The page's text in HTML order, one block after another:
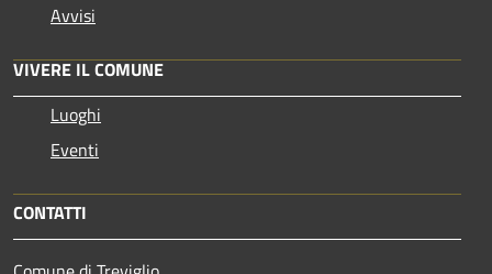
Avvisi
VIVERE IL COMUNE
Luoghi
Eventi
CONTATTI